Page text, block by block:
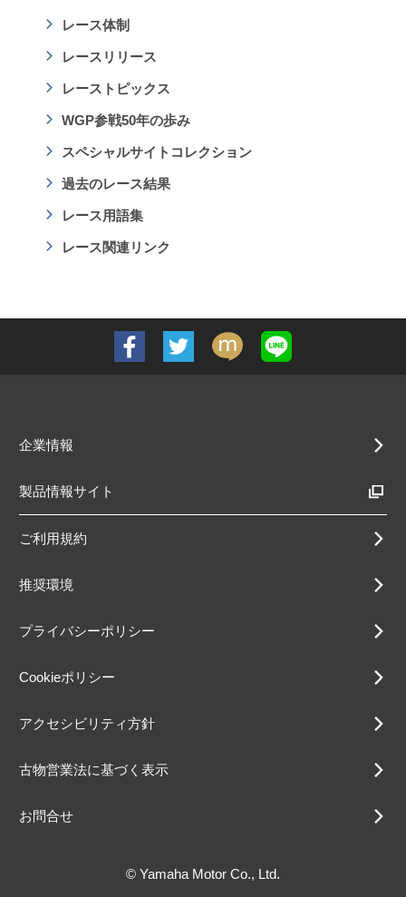
レース体制
レースリリース
レーストピックス
WGP参戦50年の歩み
スペシャルサイトコレクション
過去のレース結果
レース用語集
レース関連リンク
企業情報
製品情報サイト
ご利用規約
推奨環境
プライバシーポリシー
Cookieポリシー
アクセシビリティ方針
古物営業法に基づく表示
お問合せ
© Yamaha Motor Co., Ltd.